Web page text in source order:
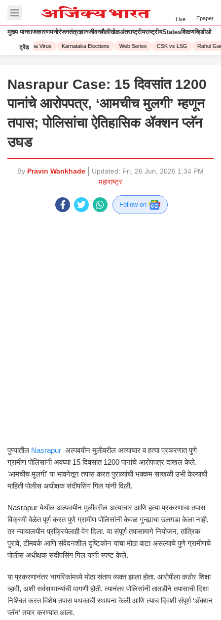
Live Epaper
मुख्य पानराजकारणमनोरंजनतंत्रज्ञानजीवनशैलीखेळअंतराष्ट्रीयराष्ट्रीयStatesशिक्षणव्हिडीओ
ट्रेंड
Corona Virus Karnataka Elections Web Series CSK vs LSG Rahul
Nasrapur Case: 15 दिवसांत 1200
पानांचे आरोपपत्र, ‘आमचीच मुलगी’ म्हणून
तपास; पोलिसांचा ऐतिहासिक ॲक्शन प्लॅन
उघड
By Pravin Wankhade Updated: Fri, 26 Jun, 2026 1:34 PM
महाराष्ट्र
Follow on
पुण्यातील Nasrapur अल्पवयीन मुलीवरील अत्याचार व हत्या प्रकरणात पुणे
ग्रामीण पोलिसांनी अवघ्या 15 दिवसांत 1200 पानांचे आरोपपत्र दाखल केले.
‘आमचीच मुलगी’ या भावनेतून तपास करत पुराव्यांची भक्कम साखळी उभी केल्याची
माहिती पोलीस अधीक्षक संदीपसिंग गिल यांनी दिली.
Nasrapur येथील अल्पवयीन मुलीवरील अत्याचार आणि हत्या प्रकरणाचा तपास
विक्रमी वेळेत पूर्ण करत पुणे ग्रामीण पोलिसांनी केवळ गुन्ह्याचा उलगडा केला नाही,
तर न्यायालयीन प्रक्रियेलाही वेग दिला. या संपूर्ण तपासामागे नियोजन, तांत्रिक
पुरावे, टीमवर्क आणि संवेदनशील दृष्टिकोन यांचा मोठा वाटा असल्याचे पुणे ग्रामीणचे
पोलीस अधीक्षक संदीपसिंग गिल यांनी स्पष्ट केले.
या प्रकरणानंतर नागरिकांमध्ये मोठा संताप व्यक्त झाला होता. आरोपीला कठोर शिक्षा
व्हावी, अशी सर्वसामान्यांची मागणी होती. त्यानंतर पोलिसांनी तातडीने तपासाची दिशा
निश्चित करत विशेष तपास पथकाची स्थापना केली आणि त्याच दिवशी संपूर्ण ‘ॲक्शन
प्लॅन’ तयार करण्यात आला.